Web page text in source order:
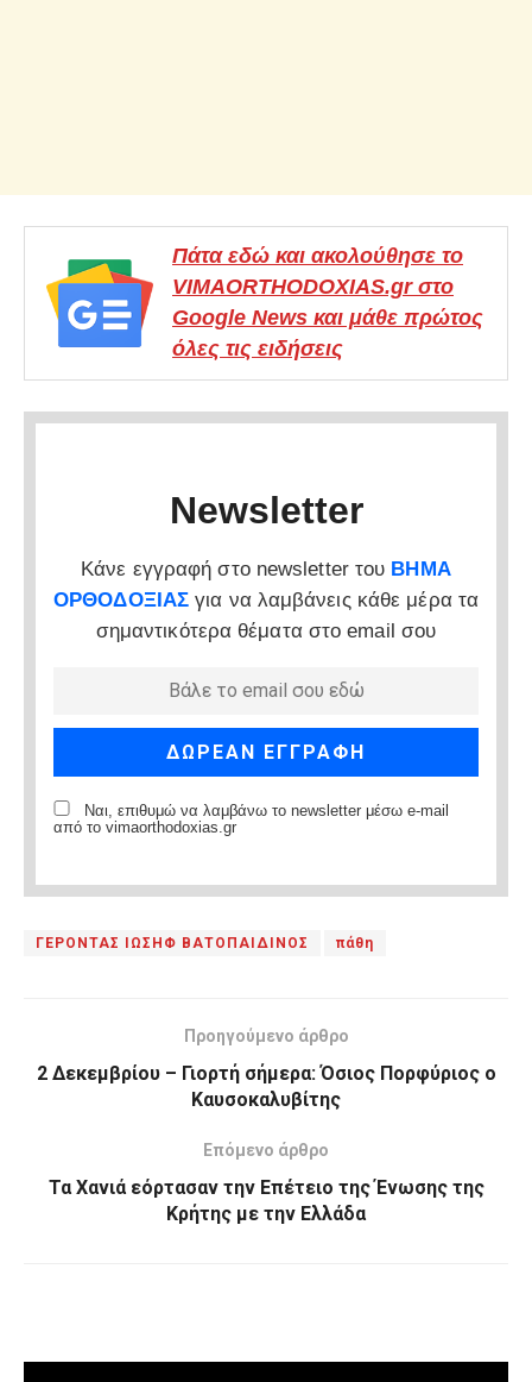
Πάτα εδώ και ακολούθησε το
VIMAORTHODOXIAS.gr στο
Google News και μάθε πρώτος
όλες τις ειδήσεις
Newsletter
Κάνε εγγραφή στο newsletter του ΒΗΜΑ
ΟΡΘΟΔΟΞΙΑΣ για να λαμβάνεις κάθε μέρα τα
σημαντικότερα θέματα στο email σου
Ναι, επιθυμώ να λαμβάνω το newsletter μέσω e-mail
από το vimaorthodoxias.gr
ΓΕΡΟΝΤΑΣ ΙΩΣΗΦ ΒΑΤΟΠΑΙΔΙΝΟΣ πάθη
Προηγούμενο άρθρο
2 Δεκεμβρίου – Γιορτή σήμερα: Όσιος Πορφύριος ο
Καυσοκαλυβίτης
Επόμενο άρθρο
Τα Χανιά εόρτασαν την Eπέτειο της Ένωσης της
Κρήτης με την Ελλάδα